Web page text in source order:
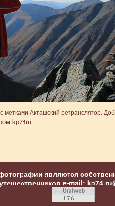
с метками Акташский ретранслятор.
kp74ru
являются
e-mail: